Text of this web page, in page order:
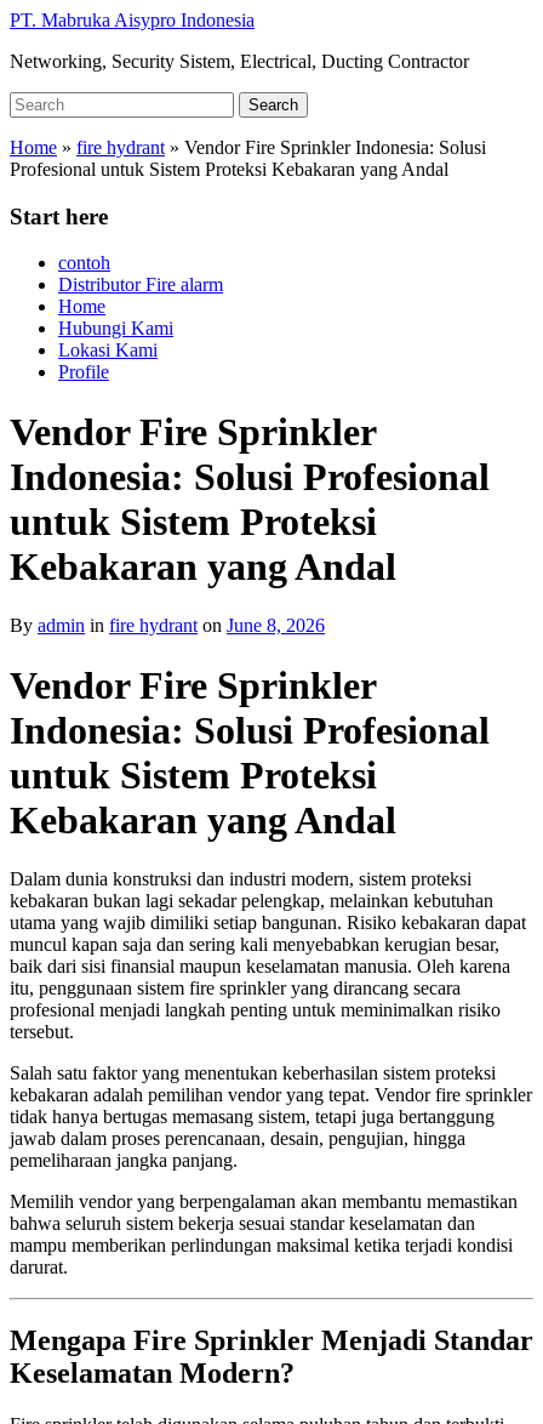
Skip
main
PT. Mabruka Aisypro Indonesia
Networking, Security Sistem, Electrical, Ducting Contractor
Search
for:
Search
Home » fire hydrant » Vendor Fire Sprinkler Indonesia: Solusi
Profesional untuk Sistem Proteksi Kebakaran yang Andal
Start here
contoh
Distributor Fire alarm
Home
Hubungi Kami
Lokasi Kami
Profile
Vendor Fire Sprinkler
Indonesia: Solusi Profesional
untuk Sistem Proteksi
Kebakaran yang Andal
By admin in fire hydrant on June 8, 2026
Vendor Fire Sprinkler
Indonesia: Solusi Profesional
untuk Sistem Proteksi
Kebakaran yang Andal
Dalam dunia konstruksi dan industri modern, sistem proteksi
kebakaran bukan lagi sekadar pelengkap, melainkan kebutuhan
utama yang wajib dimiliki setiap bangunan. Risiko kebakaran dapat
muncul kapan saja dan sering kali menyebabkan kerugian besar,
baik dari sisi finansial maupun keselamatan manusia. Oleh karena
itu, penggunaan sistem fire sprinkler yang dirancang secara
profesional menjadi langkah penting untuk meminimalkan risiko
tersebut.
Salah satu faktor yang menentukan keberhasilan sistem proteksi
kebakaran adalah pemilihan vendor yang tepat. Vendor fire sprinkler
tidak hanya bertugas memasang sistem, tetapi juga bertanggung
jawab dalam proses perencanaan, desain, pengujian, hingga
pemeliharaan jangka panjang.
Memilih vendor yang berpengalaman akan membantu memastikan
bahwa seluruh sistem bekerja sesuai standar keselamatan dan
mampu memberikan perlindungan maksimal ketika terjadi kondisi
darurat.
Mengapa Fire Sprinkler Menjadi Standar
Keselamatan Modern?